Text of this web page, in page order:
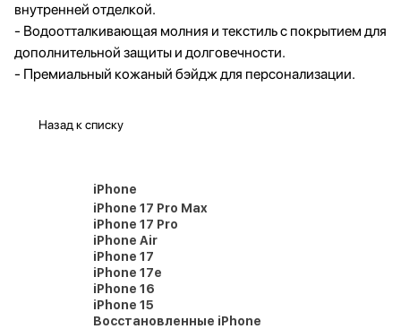
внутренней отделкой.
- Водоотталкивающая молния и текстиль с покрытием для
дополнительной защиты и долговечности.
- Премиальный кожаный бэйдж для персонализации.
Назад к списку
iPhone
iPhone 17 Pro Max
iPhone 17 Pro
iPhone Air
iPhone 17
iPhone 17e
iPhone 16
iPhone 15
Восстановленные iPhone